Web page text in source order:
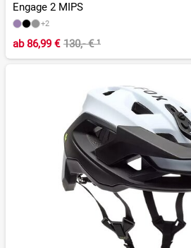
Engage 2 MIPS
+2
ab86,99 € 130,- €¹